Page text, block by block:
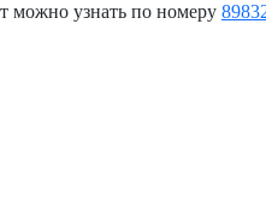
можно узнать по номеру